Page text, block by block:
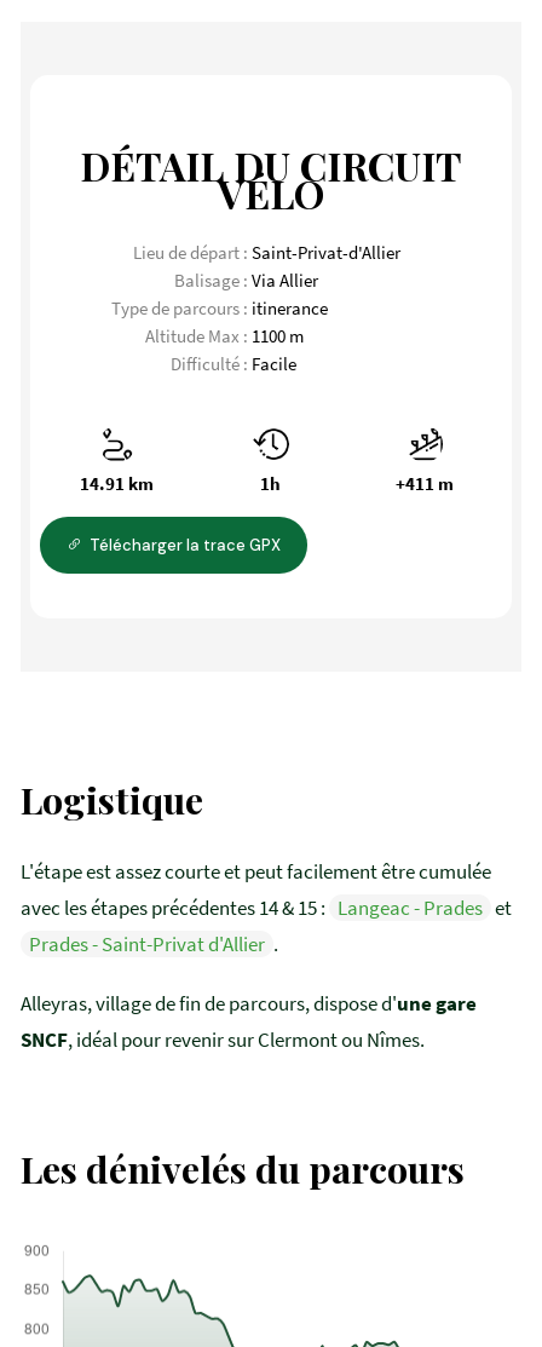
DÉTAIL DU CIRCUIT
VÉLO
Lieu de départ : Saint-Privat-d'Allier
Balisage : Via Allier
Type de parcours : itinerance
Altitude Max : 1100 m
Difficulté : Facile
14.91 km 1h +411 m
Télécharger la trace GPX
Logistique
L'étape est assez courte et peut facilement être cumulée
avec les étapes précédentes 14 & 15 : Langeac - Prades et
Prades - Saint-Privat d'Allier .
Alleyras, village de fin de parcours, dispose d'une gare
SNCF, idéal pour revenir sur Clermont ou Nîmes.
Les dénivelés du parcours